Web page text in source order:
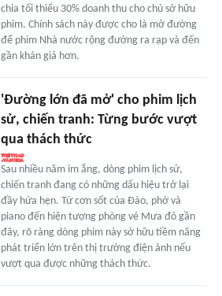
chia tối thiểu 30% doanh thu cho chủ sở hữu
phim. Chính sách này được cho là mở đường
để phim Nhà nước rộng đường ra rạp và đến
gần khán giả hơn.
'Đường lớn đã mở' cho phim lịch
sử, chiến tranh: Từng bước vượt
qua thách thức
Sau nhiều năm im ắng, dòng phim lịch sử,
chiến tranh đang có những dấu hiệu trở lại
đầy hứa hẹn. Từ cơn sốt của Đào, phở và
piano đến hiện tượng phòng vé Mưa đỏ gần
đây, rõ ràng dòng phim này sở hữu tiềm năng
phát triển lớn trên thị trường điện ảnh nếu
vượt qua được những thách thức.